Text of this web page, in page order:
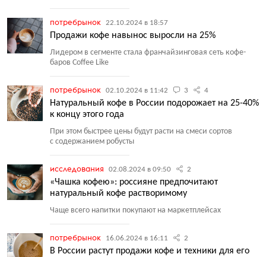
потребрынок 22.10.2024 в 18:57
Продажи кофе навынос выросли на 25%
Лидером в сегменте стала франчайзинговая сеть кофе-
баров Coffee Like
потребрынок 02.10.2024 в 11:42 3 4
Натуральный кофе в России подорожает на 25-40%
к концу этого года
При этом быстрее цены будут расти на смеси сортов
с содержанием робусты
исследования 02.08.2024 в 09:50 2
«Чашка кофею»: россияне предпочитают
натуральный кофе растворимому
Чаще всего напитки покупают на маркетплейсах
потребрынок 16.06.2024 в 16:11 2
В России растут продажи кофе и техники для его